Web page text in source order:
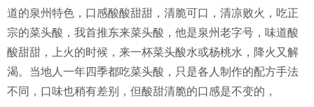
道的泉州特色，口感酸酸甜甜，清脆可口，清凉败火，吃正
宗的菜头酸，我首推东来菜头酸，他是泉州老字号，味道酸
酸甜甜，上火的时候，来一杯菜头酸水或杨桃水，降火又解
渴。当地人一年四季都吃菜头酸，只是各人制作的配方手法
不同，口味也稍有差别，但酸甜清脆的口感是不变的，